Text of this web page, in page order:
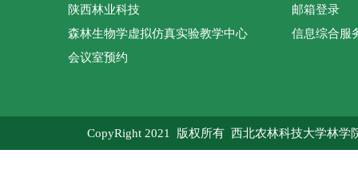
陕西林业科技
森林生物学虚拟仿真实验教学中心
会议室预约
邮箱登录
信息综合服
CopyRight 2021 版权所有 西北农林科技大学林